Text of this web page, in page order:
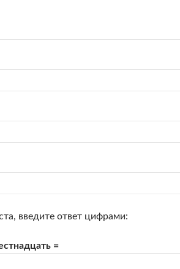
введите ответ цифрами:
=